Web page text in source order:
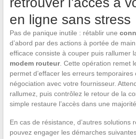
en ligne sans stress
Pas de panique inutile : rétablir une
d’abord par des actions à portée de
efficace consiste à couper puis rallumer
modem routeur. Cette opération remet
permet d’effacer les erreurs temporaires
négociation avec votre fournisseur.
rallumez, puis contrôlez le retour de la
simple restaure l’accès dans une
En cas de résistance, d’autres solutions
pouvez engager les démarches